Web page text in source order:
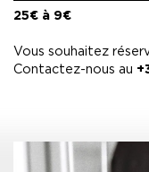
25€ à 9€
Vous souhaitez
Contactez-nous au